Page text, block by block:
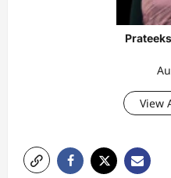
View